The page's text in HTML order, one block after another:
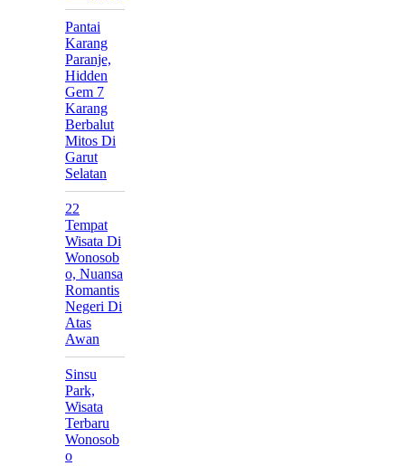
Pantai
Karang
Paranje,
Hidden
Gem 7
Karang
Berbalut
Mitos Di
Garut
Selatan
22
Tempat
Wisata Di
Wonosob
o, Nuansa
Romantis
Negeri Di
Atas
Awan
Sinsu
Park,
Wisata
Terbaru
Wonosob
o